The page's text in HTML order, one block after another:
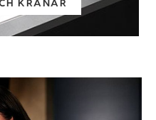
KRANAR